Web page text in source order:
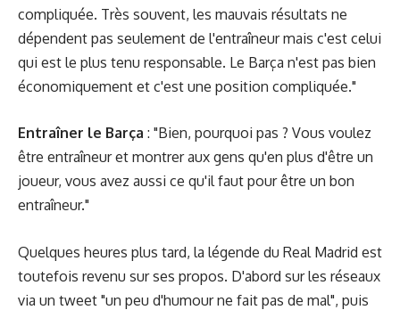
compliquée. Très souvent, les mauvais résultats ne
dépendent pas seulement de l'entraîneur mais c'est celui
qui est le plus tenu responsable. Le Barça n'est pas bien
économiquement et c'est une position compliquée."
Entraîner le Barça : "Bien, pourquoi pas ? Vous voulez
être entraîneur et montrer aux gens qu'en plus d'être un
joueur, vous avez aussi ce qu'il faut pour être un bon
entraîneur."
Quelques heures plus tard, la légende du Real Madrid est
toutefois revenu sur ses propos. D'abord sur les réseaux
via un tweet "un peu d'humour ne fait pas de mal", puis